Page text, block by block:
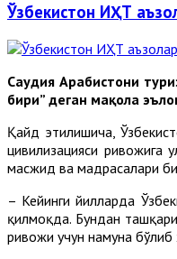
Ўзбекистон ИҲТ
Саудия Aрабистони
бири” деган мақола
Қайд этилишича,
цивилизацияси ривожига
масжид ва мадрасалари
– Кейинги йилларда
қилмоқда. Бундан
ривожи учун намуна бўлиб